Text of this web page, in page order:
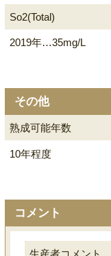
So2(Total)
2019年…35mg/L
その他
熟成可能年数
10年程度
コメント
生産者コメント